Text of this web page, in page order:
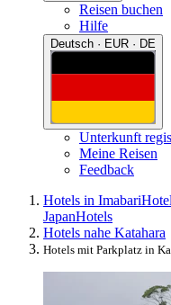
Reisen buchen
Hilfe
Deutsch · EUR · DE
Unterkunft
Meine Reisen
Feedback
Hotels in Imabari
JapanHotels
Hotels nahe Katahara
Hotels mit Parkplatz in